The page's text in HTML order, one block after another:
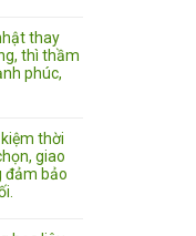
thay
thì thầm
phúc,
thời
giao
đảm bảo